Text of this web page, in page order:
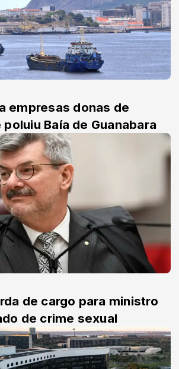
empresas donas de
Baía de Guanabara
de cargo para ministro
de crime sexual